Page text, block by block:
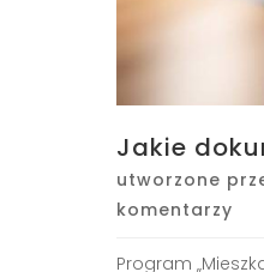
Jakie
utworzone
komentarzy
Program